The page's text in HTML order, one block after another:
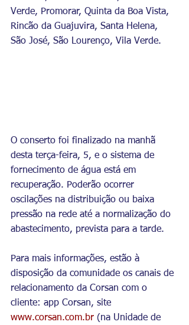
Verde, Promorar, Quinta da Boa Vista,
Rincão da Guajuvira, Santa Helena,
São José, São Lourenço, Vila Verde.
O conserto foi finalizado na manhã
desta terça-feira, 5, e o sistema de
fornecimento de água está em
recuperação. Poderão ocorrer
oscilações na distribuição ou baixa
pressão na rede até a normalização do
abastecimento, prevista para a tarde.
Para mais informações, estão à
disposição da comunidade os canais de
relacionamento da Corsan com o
cliente: app Corsan, site
www.corsan.com.br (na Unidade de